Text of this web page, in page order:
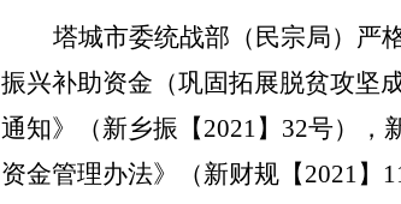
塔城市委统战部（民宗局）严
振兴补助资金（巩固拓展脱贫攻坚
通知》（新乡振【2021】32号），
资金管理办法》（新财规【2021】